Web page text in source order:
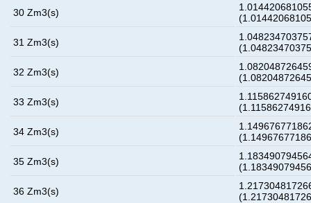
30 Zm3(s)
31 Zm3(s)
32 Zm3(s)
33 Zm3(s)
34 Zm3(s)
35 Zm3(s)
36 Zm3(s)